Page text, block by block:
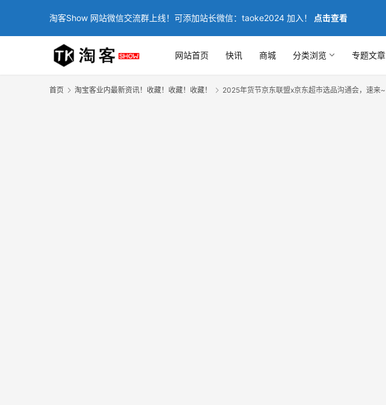
淘客Show 网站微信交流群上线！可添加站长微信：taoke2024 加入！ 点击查看
网站首页 快讯 商城 分类浏览 专题文章
首页 淘宝客业内最新资讯！收藏！收藏！收藏！ 2025年货节京东联盟x京东超市选品沟通会，速来~